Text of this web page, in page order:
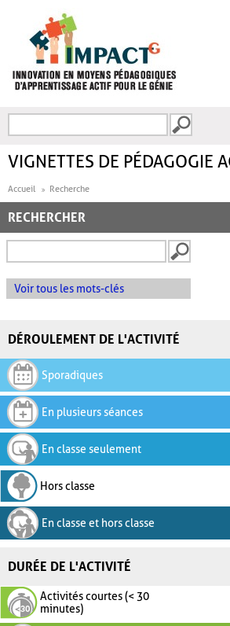
FORMULAIRE DE
VIGNETTES DE PÉDAGOGIE
Accueil Recherche
RECHERCHER
Voir tous les mots-clés
DÉROULEMENT DE L'ACTIVITÉ
Sporadiques
En plusieurs séances
En classe seulement
Hors classe
En classe et hors classe
DURÉE DE L'ACTIVITÉ
Activités courtes (< 30
minutes)